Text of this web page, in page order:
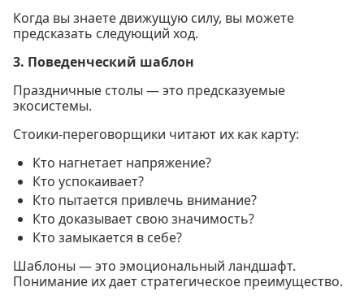
Когда вы знаете движущую силу, вы можете
предсказать следующий ход.
3. Поведенческий шаблон
Праздничные столы — это предсказуемые
экосистемы.
Стоики-переговорщики читают их как карту:
Кто нагнетает напряжение?
Кто успокаивает?
Кто пытается привлечь внимание?
Кто доказывает свою значимость?
Кто замыкается в себе?
Шаблоны — это эмоциональный ландшафт.
Понимание их дает стратегическое преимущество.